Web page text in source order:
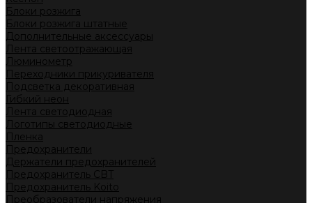
Блоки розжига
Блоки розжига штатные
Дополнительные аксессуары
Лента светоотражающая
Люминометр
Переходники прикуривателя
Подсветка декоративная
Гибкий неон
Лента светодиодная
Логотипы светодиодные
Пленка
Предохранители
Держатели предохранителей
Предохранитель CBT
Предохранитель Koito
Преобразователи напряжения